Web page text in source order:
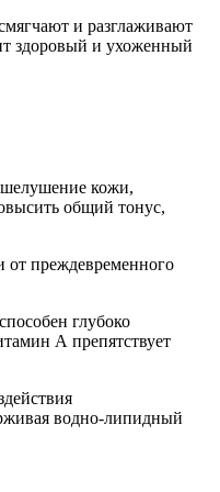
и разглаживают
здоровый и ухоженный
кожи,
общий тонус,
от преждевременного
глубоко
А препятствует
водно-липидный